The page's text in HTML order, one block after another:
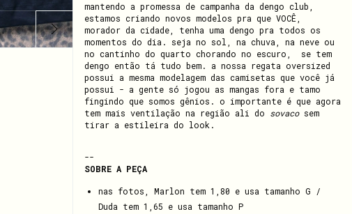
mantendo a promessa de campanha da dengo club,
estamos criando novos modelos pra que VOCÊ,
morador da cidade, tenha uma dengo pra todos os
momentos do dia. seja no sol, na chuva, na neve ou
no cantinho do quarto chorando no escuro, se tem
dengo então tá tudo bem. a nossa regata oversized
possui a mesma modelagem das camisetas que você já
possui - a gente só jogou as mangas fora e tamo
fingindo que somos gênios. o importante é que agora
tem mais ventilação na região ali do sovaco sem
tirar a estileira do look.
--
SOBRE A PEÇA
nas fotos, Marlon tem 1,80 e usa tamanho G /
Duda tem 1,65 e usa tamanho P